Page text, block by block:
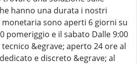
hanno una durata i nostri
sono aperti 6 giorni su
pomeriggio e il sabato Dalle 9:00
tecnico &egrave; aperto 24 ore al
e discreto &egrave; al